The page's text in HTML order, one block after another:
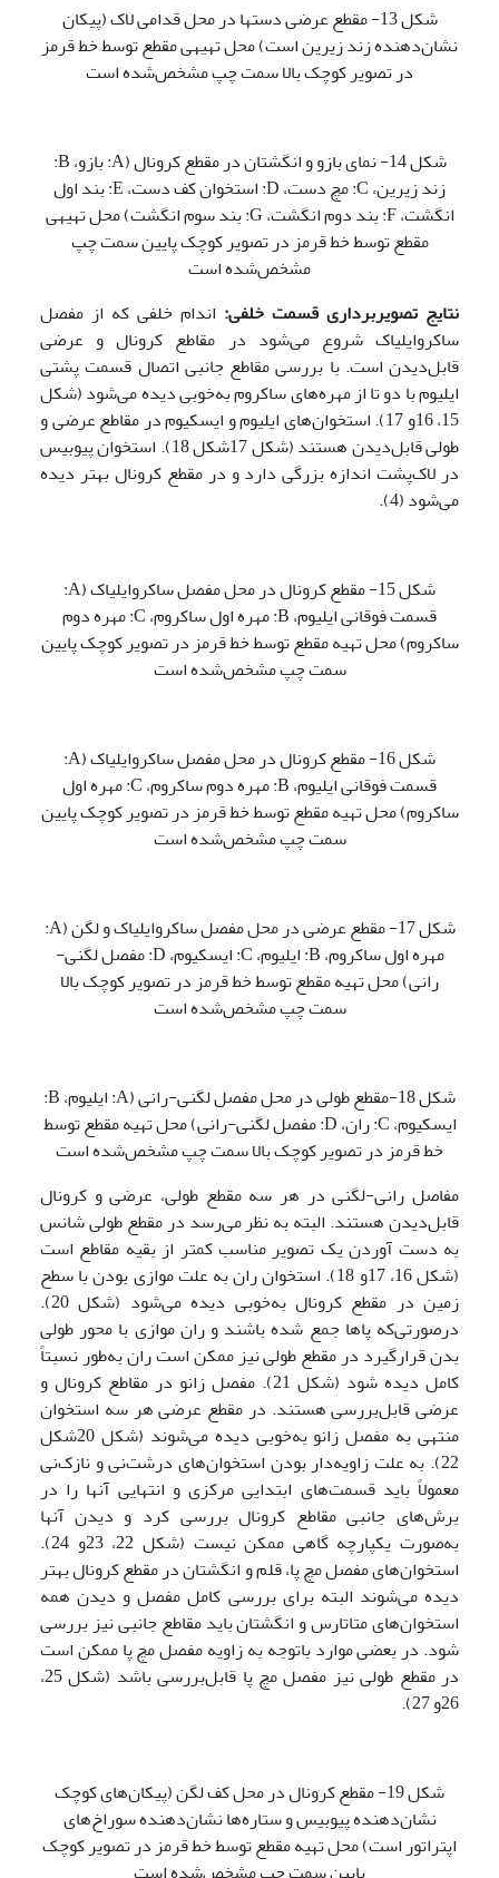
شکل 13- مقطع عرضی دستها در محل قدامی لاک (پیکان
نشان‌دهنده زند زیرین است) محل تهیه­ی مقطع توسط خط قرمز
در تصویر کوچک بالا سمت چپ مشخص‌شده است
شکل 14- نمای بازو و انگشتان در مقطع کرونال (A: بازو، B:
زند زیرین، C: مچ دست، D: استخوان کف دست، E: بند اول
انگشت، F: بند دوم انگشت، G: بند سوم انگشت) محل تهیه­ی
مقطع توسط خط قرمز در تصویر کوچک پایین سمت چپ
مشخص‌شده است
نتایج تصویربرداری قسمت خلفی: اندام خلفی که از مفصل
ساکروایلیاک شروع می‌شود در مقاطع کرونال و عرضی
قابل‌دیدن است. با بررسی مقاطع جانبی اتصال قسمت پشتی
ایلیوم با دو تا از مهره‌های ساکروم به‌خوبی دیده می‌شود (شکل
15، 16و 17). استخوان‌های ایلیوم و ایسکیوم در مقاطع عرضی و
طولی قابل‌دیدن هستند (شکل 17شکل 18). استخوان پیوبیس
در لاک‌پشت اندازه بزرگی دارد و در مقطع کرونال بهتر دیده
می‌شود (4).
شکل 15- مقطع کرونال در محل مفصل ساکروایلیاک (A:
قسمت فوقانی ایلیوم، B: مهره اول ساکروم، C: مهره دوم
ساکروم) محل تهیه مقطع توسط خط قرمز در تصویر کوچک پایین
سمت چپ مشخص‌شده است
شکل 16- مقطع کرونال در محل مفصل ساکروایلیاک (A:
قسمت فوقانی ایلیوم، B: مهره دوم ساکروم، C: مهره اول
ساکروم) محل تهیه مقطع توسط خط قرمز در تصویر کوچک پایین
سمت چپ مشخص‌شده است
شکل 17- مقطع عرضی در محل مفصل ساکروایلیاک و لگن (A:
مهره اول ساکروم، B: ایلیوم، C: ایسکیوم، D: مفصل لگنی-
رانی) محل تهیه مقطع توسط خط قرمز در تصویر کوچک بالا
سمت چپ مشخص‌شده است
شکل 18-مقطع طولی در محل مفصل لگنی-رانی (A: ایلیوم، B:
ایسکیوم، C: ران، D: مفصل لگنی-رانی) محل تهیه مقطع توسط
خط قرمز در تصویر کوچک بالا سمت چپ مشخص‌شده است
مفاصل رانی-لگنی در هر سه مقطع طولی، عرضی و کرونال
قابل‌دیدن هستند. البته به نظر می‌رسد در مقطع طولی شانس
به دست آوردن یک تصویر مناسب کمتر از بقیه مقاطع است
(شکل 16، 17و 18). استخوان ران به علت موازی بودن با سطح
زمین در مقطع کرونال به‌خوبی دیده می‌شود (شکل 20).
درصورتی‌که پاها جمع شده باشند و ران موازی با محور طولی
بدن قرارگیرد در مقطع طولی نیز ممکن است ران به‌طور نسبتاً
کامل دیده شود (شکل 21). مفصل زانو در مقاطع کرونال و
عرضی قابل‌بررسی هستند. در مقطع عرضی هر سه استخوان
منتهی به مفصل زانو به‌خوبی دیده می‌شوند (شکل 20شکل
22). به علت زاویه‌دار بودن استخوان‌های درشت‌نی و نازک‌نی
معمولاً باید قسمت‌های ابتدایی مرکزی و انتهایی آنها را در
برش‌های جانبی مقاطع کرونال بررسی کرد و دیدن آنها
به‌صورت یکپارچه گاهی ممکن نیست (شکل 22، 23و 24).
استخوان‌های مفصل مچ پا، قلم و انگشتان در مقطع کرونال بهتر
دیده می‌شوند البته برای بررسی کامل مفصل و دیدن همه
استخوان‌های متاتارس و انگشتان باید مقاطع جانبی نیز بررسی
شود. در بعضی موارد باتوجه به زاویه مفصل مچ پا ممکن است
در مقطع طولی نیز مفصل مچ پا قابل‌بررسی باشد (شکل 25،
26و 27).
شکل 19- مقطع کرونال در محل کف لگن (پیکان‌های کوچک
نشان‌دهنده پیوبیس و ستاره‌ها نشان‌دهنده سوراخ‌های
اپتراتور است) محل تهیه مقطع توسط خط قرمز در تصویر کوچک